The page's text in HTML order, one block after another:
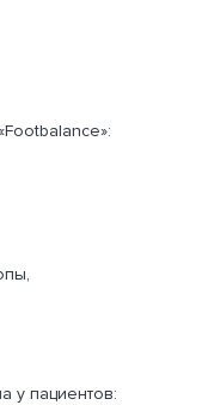
у пациентов: